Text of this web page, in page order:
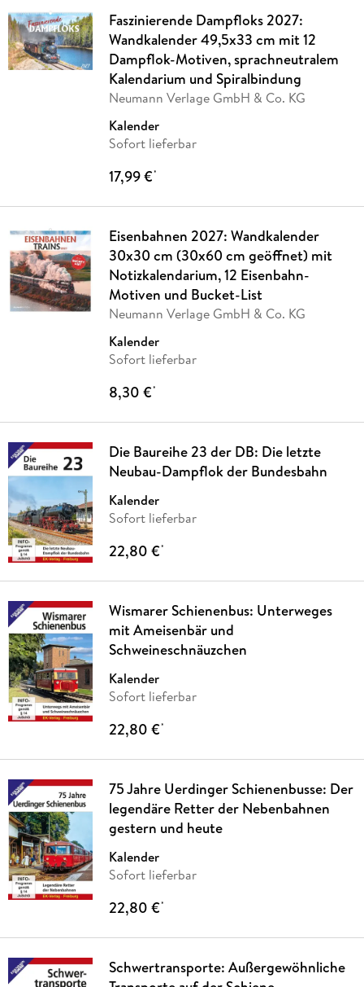
Faszinierende Dampfloks 2027:
Wandkalender 49,5x33 cm mit 12
Dampflok-Motiven, sprachneutralem
Kalendarium und Spiralbindung
Neumann Verlage GmbH & Co. KG
Kalender
Sofort lieferbar
17,99 €*
Eisenbahnen 2027: Wandkalender
30x30 cm (30x60 cm geöffnet) mit
Notizkalendarium, 12 Eisenbahn-
Motiven und Bucket-List
Neumann Verlage GmbH & Co. KG
Kalender
Sofort lieferbar
8,30 €*
Die Baureihe 23 der DB: Die letzte
Neubau-Dampflok der Bundesbahn
Kalender
Sofort lieferbar
22,80 €*
Wismarer Schienenbus: Unterweges
mit Ameisenbär und
Schweineschnäuzchen
Kalender
Sofort lieferbar
22,80 €*
75 Jahre Uerdinger Schienenbusse: Der
legendäre Retter der Nebenbahnen
gestern und heute
Kalender
Sofort lieferbar
22,80 €*
Schwertransporte: Außergewöhnliche